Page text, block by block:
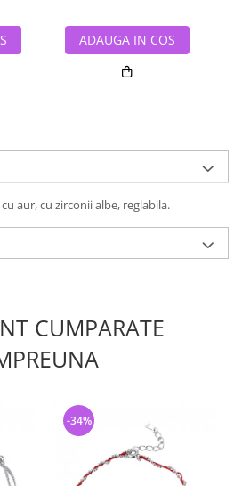
ADAUGA IN COS
aur, cu zirconii albe, reglabila.
CUMPARATE
-34%